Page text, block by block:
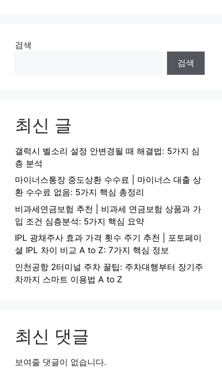
검색
검색
최신 글
갤럭시 벨소리 설정 안변경될 때 해결법: 5가지 심
층 분석
마이너스통장 중도상환 수수료 | 마이너스 대출 상
환 수수료 없음: 5가지 핵심 총정리
비과세연금보험 추천 | 비과세 연금보험 상품과 가
입 조건 심층분석: 5가지 핵심 요약
IPL 광채주사 효과 가격 횟수 주기 추천 | 포토페이
셜 IPL 차이 비교 A to Z: 7가지 핵심 정보
인천공항 2터미널 주차 꿀팁: 주차대행부터 장기주
차까지 스마트 이용법 A to Z
최신 댓글
보여줄 댓글이 없습니다.